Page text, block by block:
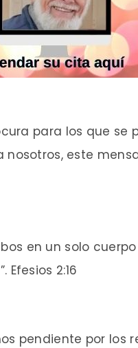
para los que se
este
en un solo
2:16
pendiente por los